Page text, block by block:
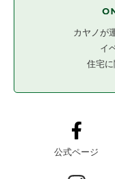
カヤノが
イ
住宅に
公式ページ